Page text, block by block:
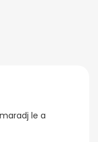
le a